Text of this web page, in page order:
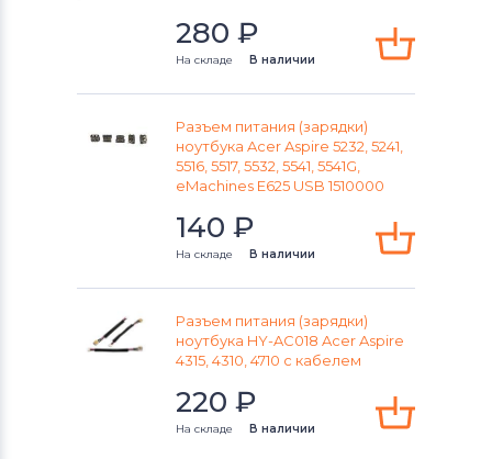
Разъемы питания для ноутбуков
Разъемы питания для ноутбуков
Разъемы питания для ноутбуков
Samsung
Разъемы питания для ноутбуков
280 ₽
На складе В наличии
Разъем питания (зарядки)
ноутбука Acer Aspire 5232, 5241,
5516, 5517, 5532, 5541, 5541G,
eMachines E625 USB 1510000
140 ₽
На складе В наличии
Разъем питания (зарядки)
ноутбука HY-AC018 Acer Aspire
4315, 4310, 4710 с кабелем
220 ₽
На складе В наличии